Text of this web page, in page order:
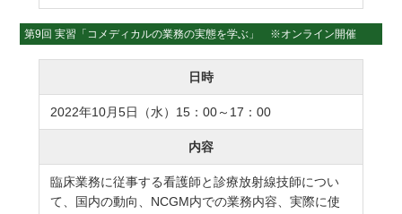
第9回 実習「コメディカルの業務の実態を学ぶ」 ※オンライン開催
日時
2022年10月5日（水）15：00～17：00
内容
臨床業務に従事する看護師と診療放射線技師につい
て、国内の動向、NCGM内での業務内容、実際に使